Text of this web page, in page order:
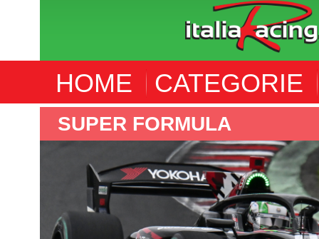
HOME CATEGORIE
SUPER FORMULA